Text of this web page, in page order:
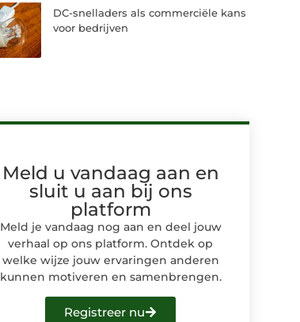
DC-snelladers als commerciële kans
voor bedrijven
Meld u vandaag aan en
sluit u aan bij ons
platform
Meld je vandaag nog aan en deel jouw
verhaal op ons platform. Ontdek op
welke wijze jouw ervaringen anderen
kunnen motiveren en samenbrengen.
Registreer nu